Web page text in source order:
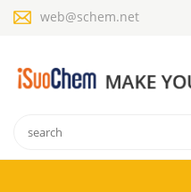
web@schem.net